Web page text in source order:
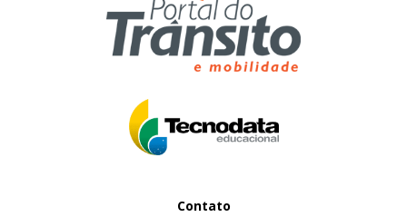
Contato